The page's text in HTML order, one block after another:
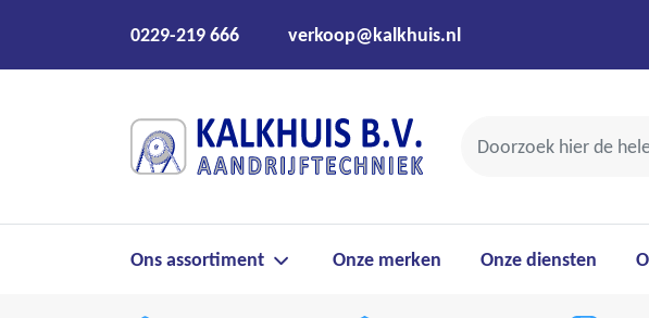
0229-219 666 verkoop@kalkhuis.nl
Ons assortiment Onze merken Onze diensten